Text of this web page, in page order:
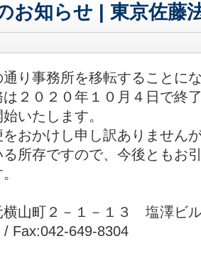
お知らせ | 東京佐藤
り事務所を移転することに
２０２０年１０月４日で終
いたします。
おかけし申し訳ありません
る所存ですので、今後ともお
横山町２－１－１３ 塩澤ビ
Fax:042-649-8304